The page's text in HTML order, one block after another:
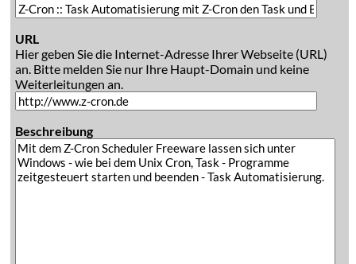
URL
Hier geben Sie die Internet-Adresse Ihrer Webseite (URL)
an. Bitte melden Sie nur Ihre Haupt-Domain und keine
Weiterleitungen an.
Beschreibung